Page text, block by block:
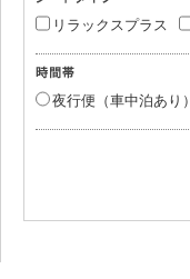
リラックスプラス
夜行便（車中泊あり）